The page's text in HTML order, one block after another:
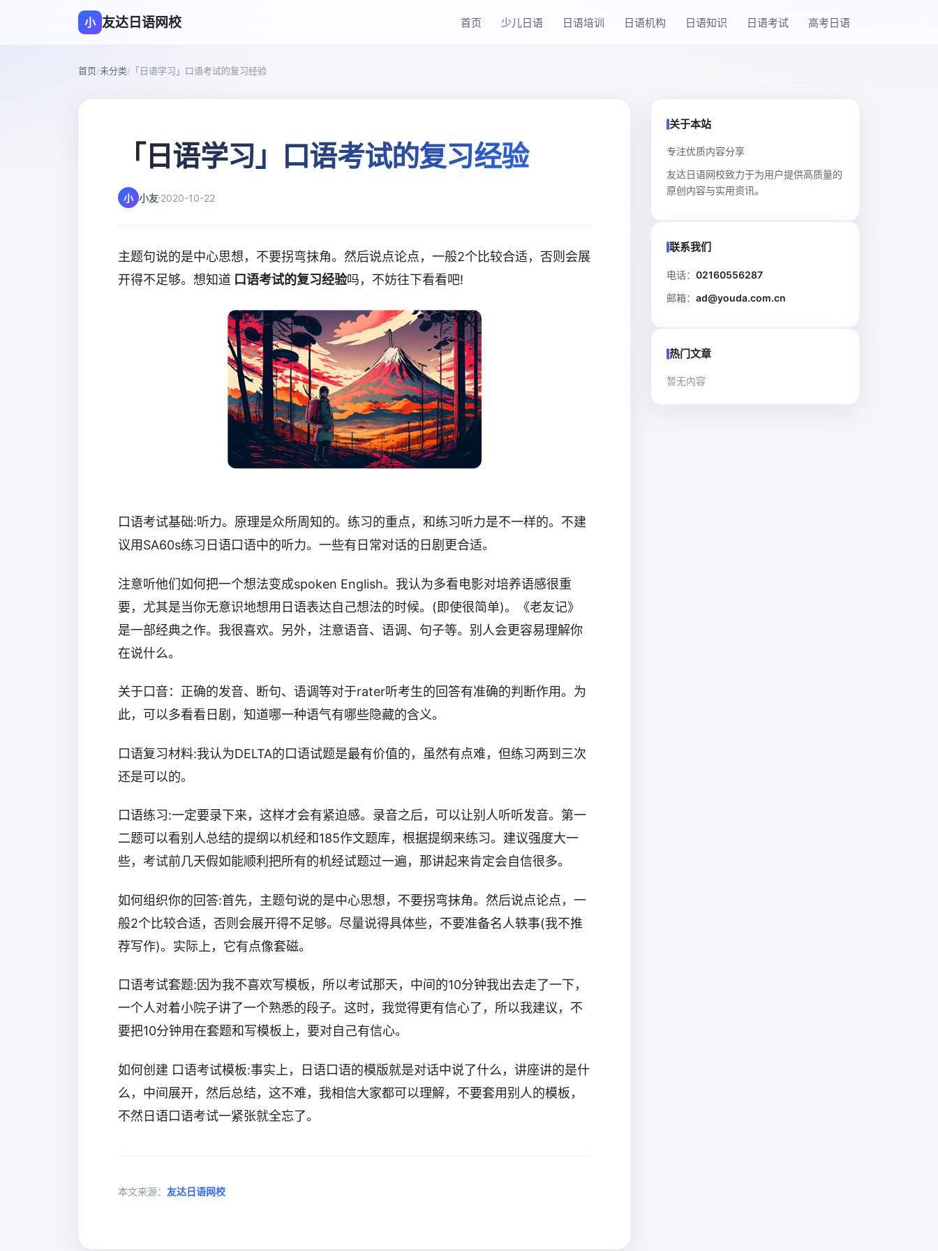
小 友达日语网校 首页 少儿日语 日语培训 日语机构 日语知识 日语考试 高考日语
首页/未分类/ 「日语学习」口语考试的复习经验
「日语学习」口语考试的复习经验
小 小友 2020-10-22
主题句说的是中心思想，不要拐弯抹角。然后说点论点，一般2个比较合适，否则会展
开得不足够。想知道 口语考试的复习经验吗，不妨往下看看吧!
口语考试基础:听力。原理是众所周知的。练习的重点，和练习听力是不一样的。不建
议用SA60s练习日语口语中的听力。一些有日常对话的日剧更合适。
注意听他们如何把一个想法变成spoken English。我认为多看电影对培养语感很重
要，尤其是当你无意识地想用日语表达自己想法的时候。(即使很简单)。《老友记》
是一部经典之作。我很喜欢。另外，注意语音、语调、句子等。别人会更容易理解你
在说什么。
关于口音：正确的发音、断句、语调等对于rater听考生的回答有准确的判断作用。为
此，可以多看看日剧，知道哪一种语气有哪些隐藏的含义。
口语复习材料:我认为DELTA的口语试题是最有价值的，虽然有点难，但练习两到三次
还是可以的。
口语练习:一定要录下来，这样才会有紧迫感。录音之后，可以让别人听听发音。第一
二题可以看别人总结的提纲以机经和185作文题库，根据提纲来练习。建议强度大一
些，考试前几天假如能顺利把所有的机经试题过一遍，那讲起来肯定会自信很多。
如何组织你的回答:首先，主题句说的是中心思想，不要拐弯抹角。然后说点论点，一
般2个比较合适，否则会展开得不足够。尽量说得具体些，不要准备名人轶事(我不推
荐写作)。实际上，它有点像套磁。
口语考试套题:因为我不喜欢写模板，所以考试那天，中间的10分钟我出去走了一下，
一个人对着小院子讲了一个熟悉的段子。这时，我觉得更有信心了，所以我建议，不
要把10分钟用在套题和写模板上，要对自己有信心。
如何创建 口语考试模板:事实上，日语口语的模版就是对话中说了什么，讲座讲的是什
么，中间展开，然后总结，这不难，我相信大家都可以理解，不要套用别人的模板，
不然日语口语考试一紧张就全忘了。
本文来源： 友达日语网校
关于本站
专注优质内容分享
友达日语网校致力于为用户提供高质量的
原创内容与实用资讯。
联系我们
电话： 02160556287
邮箱： ad@youda.com.cn
热门文章
暂无内容